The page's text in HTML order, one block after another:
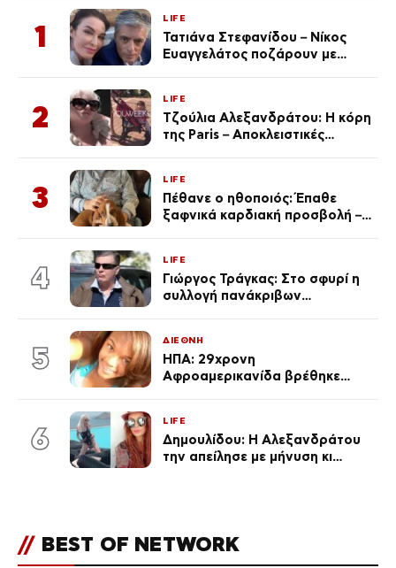
1
LIFE
Τατιάνα Στεφανίδου – Νίκος
Ευαγγελάτος ποζάρουν με
2
LIFE
Τζούλια Αλεξανδράτου: Η κόρη
της Paris – Αποκλειστικές
3
LIFE
Πέθανε ο ηθοποιός: Έπαθε
ξαφνικά καρδιακή προσβολή – Η
4
LIFE
Γιώργος Τράγκας: Στο σφυρί η
συλλογή πανάκριβων
5
ΔΙΕΘΝΗ
ΗΠΑ: 29χρονη
Αφροαμερικανίδα βρέθηκε
6
LIFE
Δημουλίδου: Η Αλεξανδράτου
την απείλησε με μήνυση κι
// BEST OF NETWORK